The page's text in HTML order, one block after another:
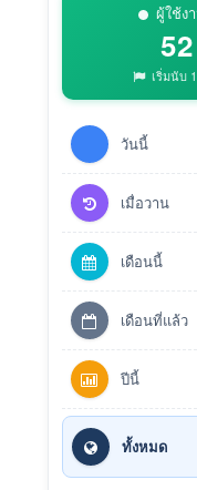
ผู้ใช้ง
52
เริ่มนับ
วันนี้
เมื่อวาน
เดือนนี้
เดือนที่แล้ว
ปีนี้
ทั้งหมด